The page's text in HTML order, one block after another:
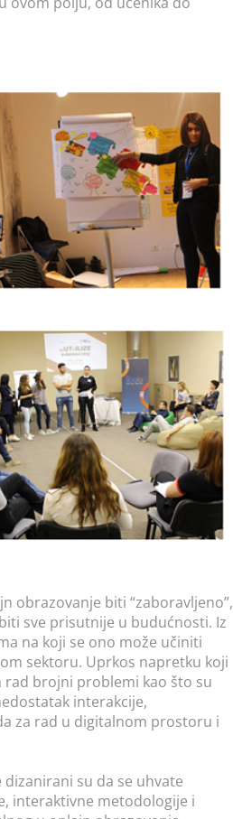
obrazovanje biti “zaboravljeno”,
sve prisutnije u budućnosti. Iz
na koji se ono može učiniti
sektoru. Uprkos napretku koji
rad brojni problemi kao što su
interakcije,
za rad u digitalnom prostoru i
su da se uhvate
interaktivne metodologije i